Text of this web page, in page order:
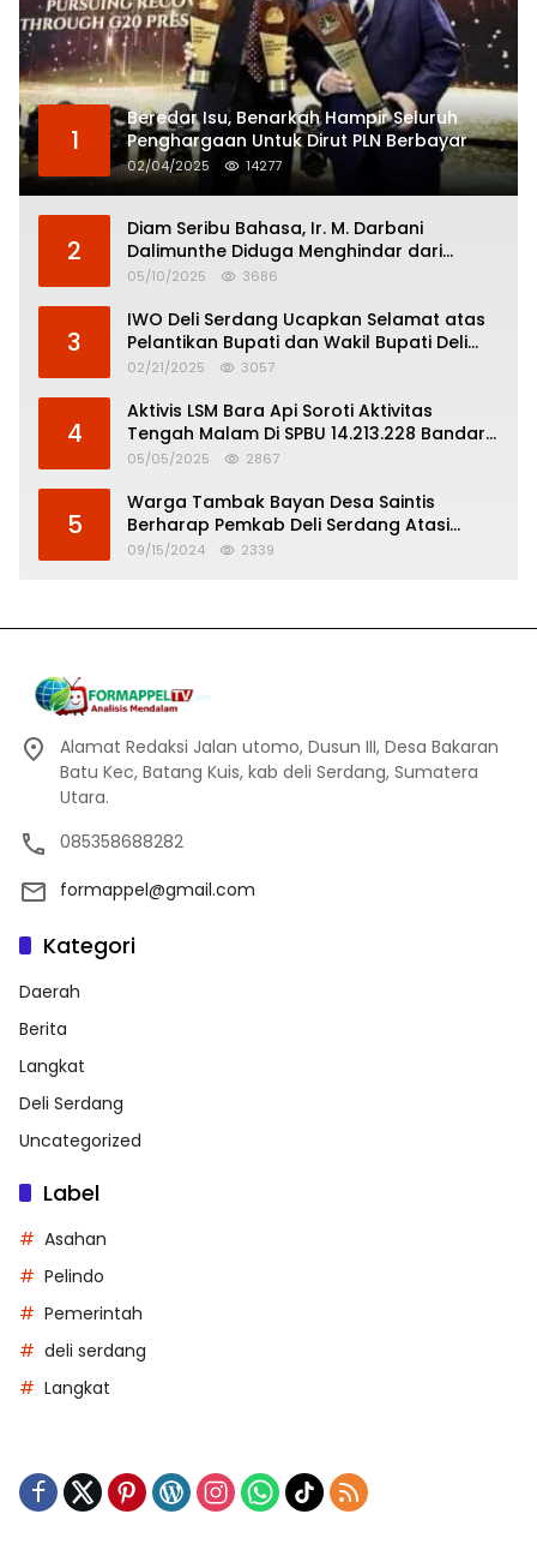
1
Beredar Isu, Benarkah Hampir Seluruh
Penghargaan Untuk Dirut PLN Berbayar
02/04/2025 14277
2
Diam Seribu Bahasa, Ir. M. Darbani
Dalimunthe Diduga Menghindar dari
Pertanggungjawaban Politik
05/10/2025 3686
3
IWO Deli Serdang Ucapkan Selamat atas
Pelantikan Bupati dan Wakil Bupati Deli
Serdang
02/21/2025 3057
4
Aktivis LSM Bara Api Soroti Aktivitas
Tengah Malam Di SPBU 14.213.228 Bandar
Tinggi
05/05/2025 2867
5
Warga Tambak Bayan Desa Saintis
Berharap Pemkab Deli Serdang Atasi
Banjir
09/15/2024 2339
Alamat Redaksi Jalan utomo, Dusun III, Desa Bakaran
Batu Kec, Batang Kuis, kab deli Serdang, Sumatera
Utara.
085358688282
formappel@gmail.com
Kategori
Daerah
Berita
Langkat
Deli Serdang
Uncategorized
Label
Asahan
Pelindo
Pemerintah
deli serdang
Langkat